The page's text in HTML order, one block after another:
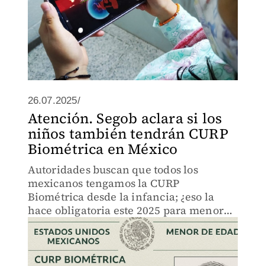
26.07.2025/
Atención. Segob aclara si los
niños también tendrán CURP
Biométrica en México
Autoridades buscan que todos los
mexicanos tengamos la CURP
Biométrica desde la infancia; ¿eso la
hace obligatoria este 2025 para menores
de edad?